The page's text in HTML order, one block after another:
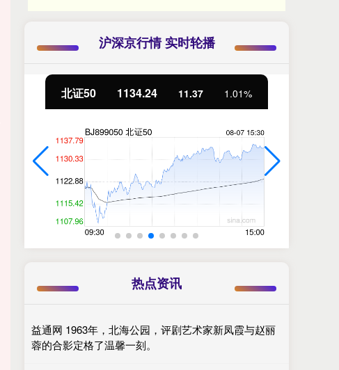
沪深京行情 实时轮播
11.37 1.01% 创业板指
热点资讯
益通网 1963年，北海公园，评剧艺术家新凤霞与赵丽
蓉的合影定格了温馨一刻。